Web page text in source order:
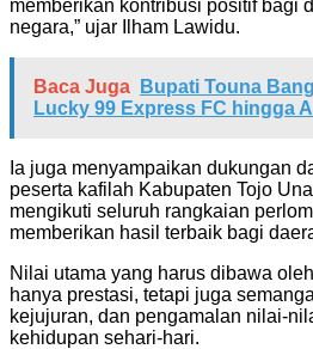
memberikan kontribusi positif bagi
negara,” ujar Ilham Lawidu.
Baca Juga
Bupati Touna
Lucky 99 Express FC hingga
Ia juga menyampaikan dukungan
peserta kafilah Kabupaten Tojo
mengikuti seluruh rangkaian
memberikan hasil terbaik bagi
Nilai utama yang harus dibawa
hanya prestasi, tetapi juga
kejujuran, dan pengamalan nilai-
kehidupan sehari-hari.